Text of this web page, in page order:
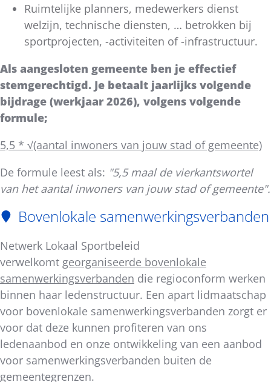
Ruimtelijke planners, medewerkers dienst
welzijn, technische diensten, … betrokken bij
sportprojecten, -activiteiten of -infrastructuur.
Als aangesloten gemeente ben je effectief
stemgerechtigd. Je betaalt jaarlijks volgende
bijdrage (werkjaar 2026), volgens volgende
formule;
5,5 * √(aantal inwoners van jouw stad of gemeente)
De formule leest als: "5,5 maal de vierkantswortel
van het aantal inwoners van jouw stad of gemeente".
Bovenlokale samenwerkingsverbanden
Netwerk Lokaal Sportbeleid
verwelkomt georganiseerde bovenlokale
samenwerkingsverbanden die regioconform werken
binnen haar ledenstructuur. Een apart lidmaatschap
voor bovenlokale samenwerkingsverbanden zorgt er
voor dat deze kunnen profiteren van ons
ledenaanbod en onze ontwikkeling van een aanbod
voor samenwerkingsverbanden buiten de
gemeentegrenzen.